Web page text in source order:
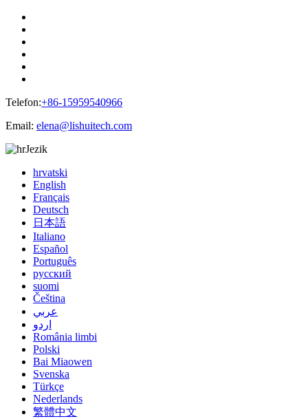
Telefon:+86-15959540966
Email: elena@lishuitech.com
Jezik
hrvatski
English
Français
Deutsch
日本語
Italiano
Español
Português
русский
suomi
Čeština
عربي
اردو
România limbi
Polski
Bai Miaowen
Svenska
Türkçe
Nederlands
繁體中文